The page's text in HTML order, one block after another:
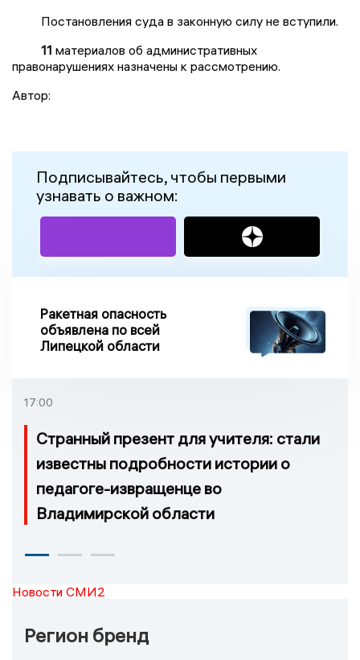
Постановления суда в законную силу не вступили.
11 материалов об административных
правонарушениях назначены к рассмотрению.
Автор:
Подписывайтесь, чтобы первыми
узнавать о важном:
Ракетная опасность
объявлена по всей
Липецкой области
17:00
Странный презент для учителя: стали
известны подробности истории о
педагоге-извращенце во
Владимирской области
Новости СМИ2
Регион бренд